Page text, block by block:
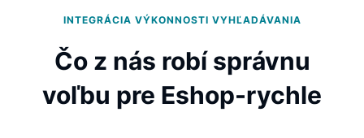
INTEGRÁCIA VÝKONNOSTI VYHĽADÁVANIA
Čo z nás robí správnu
voľbu pre Eshop-rychle